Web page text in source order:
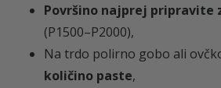
Površino najprej pripravite
(P1500–P2000),
Na trdo polirno gobo ali
količino paste,